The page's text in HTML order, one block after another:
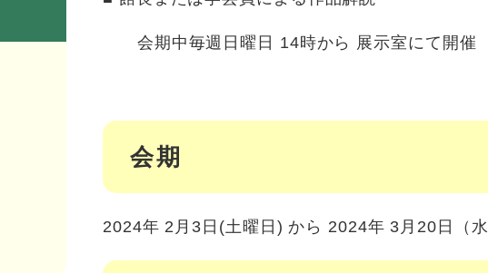
会期中毎週日曜日 14時から 展示室にて開
会期
2024年 2月3日(土曜日) から 2024年 3月20日（